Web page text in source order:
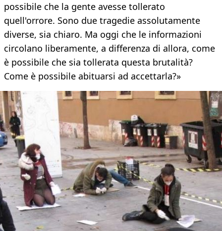
possibile che la gente avesse tollerato
quell'orrore. Sono due tragedie assolutamente
diverse, sia chiaro. Ma oggi che le informazioni
circolano liberamente, a differenza di allora, come
è possibile che sia tollerata questa brutalità?
Come è possibile abituarsi ad accettarla?»